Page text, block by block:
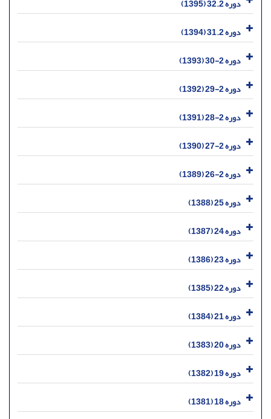
دوره 32.2 (1395)
دوره 31.2 (1394)
دوره 2-30 (1393)
دوره 2-29 (1392)
دوره 2-28 (1391)
دوره 2-27 (1390)
دوره 2-26 (1389)
دوره 25 (1388)
دوره 24 (1387)
دوره 23 (1386)
دوره 22 (1385)
دوره 21 (1384)
دوره 20 (1383)
دوره 19 (1382)
دوره 18 (1381)